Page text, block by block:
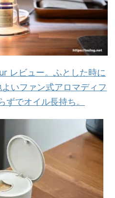
レビュー。ふとした時に
いファン式アロマディフ
ずでオイル長持ち。